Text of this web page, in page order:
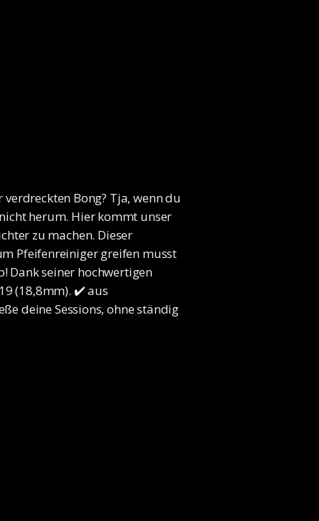
verdreckten Bong? Tja, wenn du
herum. Hier kommt unser
zu machen. Dieser
Pfeifenreiniger greifen musst
Dank seiner hochwertigen
(18,8mm). ✔️ aus
deine Sessions, ohne ständig